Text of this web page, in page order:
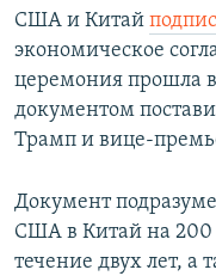
США и Китай
экономическое
церемония прошла
документом
Трамп и вице-
Документ
США в Китай на 200
течение двух лет, а